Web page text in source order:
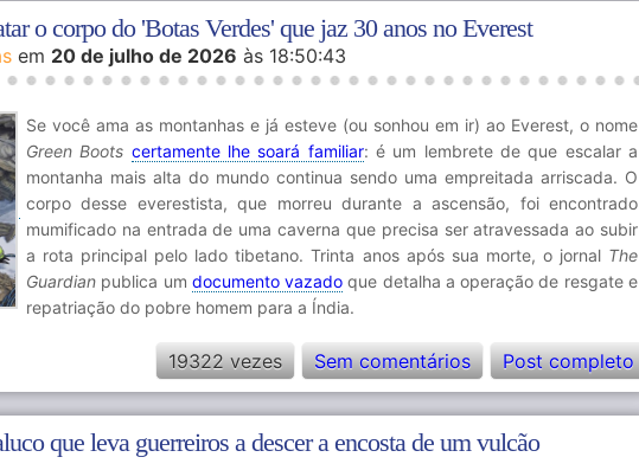
o corpo do 'Botas Verdes' que jaz 30 anos no Everest
em 20 de julho de 2026 às 18:50:43
Se você ama as montanhas e já esteve (ou sonhou em ir) ao Everest, o nome
Green Boots certamente lhe soará familiar: é um lembrete de que escalar a
montanha mais alta do mundo continua sendo uma empreitada arriscada. O
corpo desse everestista, que morreu durante a ascensão, foi encontrado
mumificado na entrada de uma caverna que precisa ser atravessada ao subir
a rota principal pelo lado tibetano. Trinta anos após sua morte, o jornal The
Guardian publica um documento vazado que detalha a operação de resgate e
repatriação do pobre homem para a Índia.
Post completo
Sem comentários
19322 vezes
que leva guerreiros a descer a encosta de um vulcão